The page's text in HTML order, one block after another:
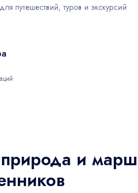
путешествий, туров и экскурсий
и